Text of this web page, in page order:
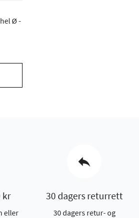
Ø -
kr
eller
30 dagers returrett
30 dagers retur- og